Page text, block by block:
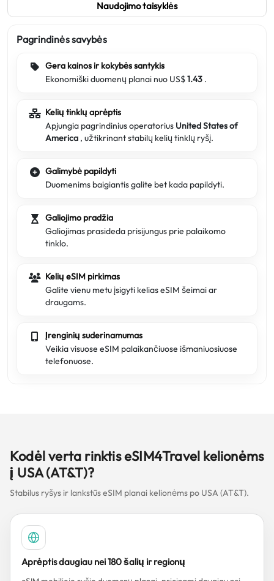
Naudojimo taisyklės
Pagrindinės savybės
Gera kainos ir kokybės santykis
Ekonomiški duomenų planai nuo US$1.43 .
Kelių tinklų aprėptis
Apjungia pagrindinius operatorius United States of
America , užtikrinant stabilų kelių tinklų ryšį.
Galimybė papildyti
Duomenims baigiantis galite bet kada papildyti.
Galiojimo pradžia
Galiojimas prasideda prisijungus prie palaikomo
tinklo.
Kelių eSIM pirkimas
Galite vienu metu įsigyti kelias eSIM šeimai ar
draugams.
Įrenginių suderinamumas
Veikia visuose eSIM palaikančiuose išmaniuosiuose
telefonuose.
Kodėl verta rinktis eSIM4Travel kelionėms
į USA (AT&T)?
Stabilus ryšys ir lankstūs eSIM planai kelionėms po USA (AT&T).
Aprėptis daugiau nei 180 šalių ir regionų